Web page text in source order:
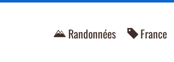
Randonnées France